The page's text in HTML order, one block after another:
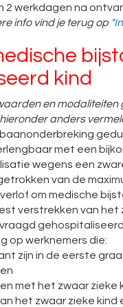
2 werkdagen na
info vind je terug op
kind
en modaliteiten
anders
met een
wegens een
van de
om medische
verstrekken van het
op werknemers die:
zijn in de eerste
met het zwaar zieke
het zwaar zieke